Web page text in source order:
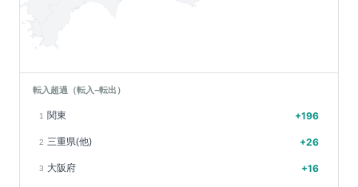
転入超過（転入−転出）
1 関東 +196
2 三重県(他) +26
3 大阪府 +16